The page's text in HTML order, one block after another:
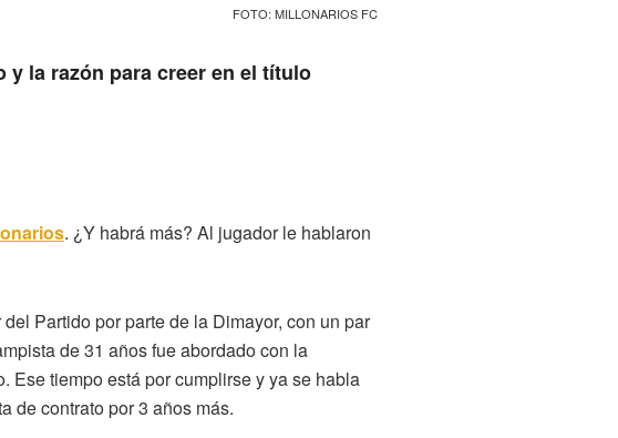
FOTO: MILLONARIOS FC
y la razón para creer en el título
. ¿Y habrá más? Al jugador le hablaron
Partido por parte de la Dimayor, con un par
de 31 años fue abordado con la
Ese tiempo está por cumplirse y ya se habla
de contrato por 3 años más.